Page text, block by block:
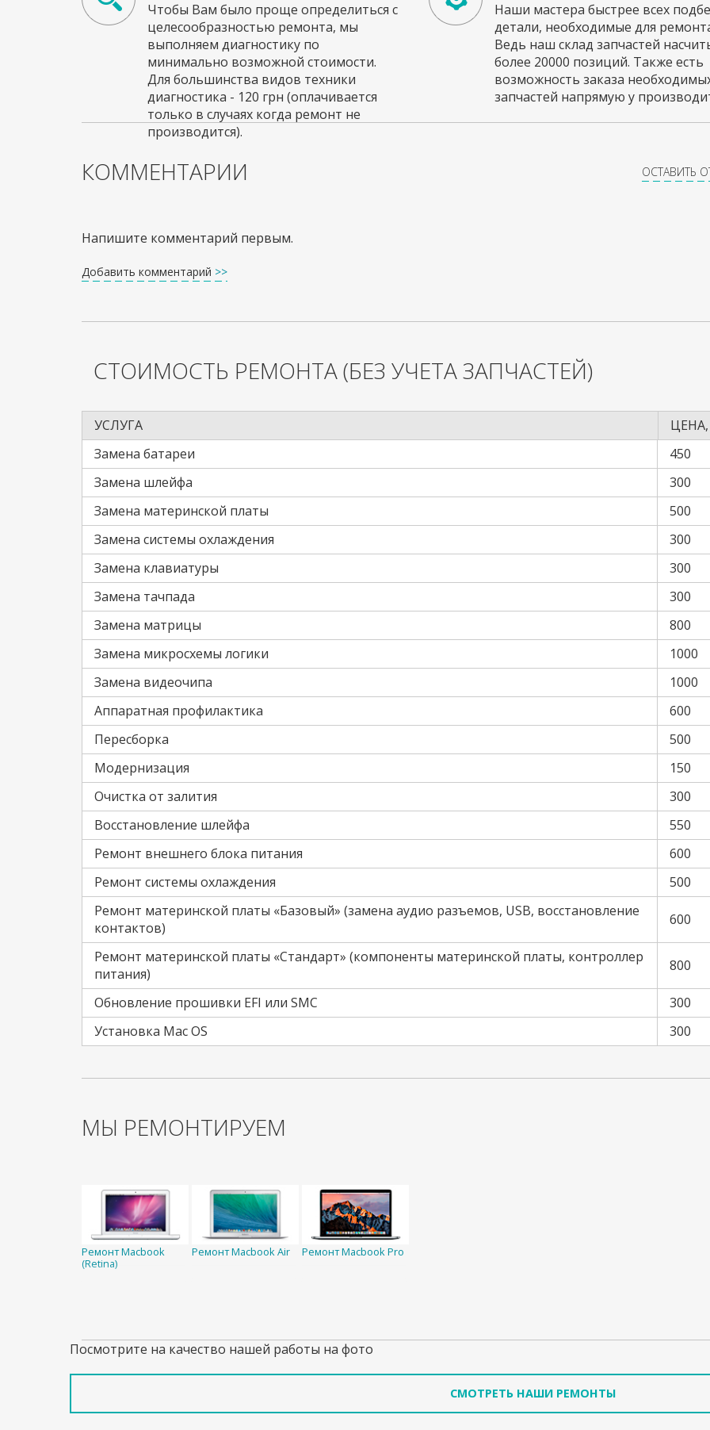
Чтобы Вам было проще определиться с
целесообразностью ремонта, мы
выполняем диагностику по
минимально возможной стоимости.
Для большинства видов техники
диагностика - 120 грн (оплачивается
только в случаях когда ремонт не
производится).
Наши мастера быстрее всех
детали, необходимые для
Ведь наш склад запчастей
более 20000 позиций. Также есть
возможность заказа
запчастей напрямую у
КОММЕНТАРИИ ОСТАВИТЬ
Напишите комментарий первым.
Добавить комментарий >>
СТОИМОСТЬ РЕМОНТА(БЕЗ УЧЕТА ЗАПЧАСТЕЙ)
УСЛУГА
Замена батареи
450
Замена шлейфа
300
Замена материнской платы
500
Замена системы охлаждения
300
Замена клавиатуры
300
Замена тачпада
300
Замена матрицы
800
Замена микросхемы логики
1000
Замена видеочипа
1000
Аппаратная профилактика
600
Пересборка
500
Модернизация
150
Очистка от залития
300
Восстановление шлейфа
550
Ремонт внешнего блока питания
600
Ремонт системы охлаждения
500
Ремонт материнской платы «Базовый» (замена аудио разъемов, USB, восстановление
контактов)
600
Ремонт материнской платы «Стандарт» (компоненты материнской платы, контроллер
питания)
800
Обновление прошивки EFI или SMC
300
Установка Mac OS
300
МЫ РЕМОНТИРУЕМ
Ремонт Macbook
(Retina)
Ремонт Macbook Air Ремонт Macbook Pro
Посмотрите на качество нашей работы на фото
СМОТРЕТЬ НАШИ РЕМОНТЫ